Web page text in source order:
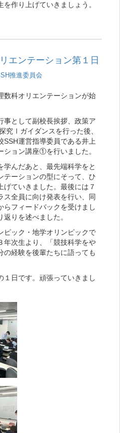
作り上げていきましょう。
エンテーション第１日
推進委員会
数科オリエンテーションが始
事として副校長挨拶、政策ア
究Ⅰガイダンスを行った後、
SSH運営指導委員である井上
ション講座①を行いました。
学んだあと、最先端科学をと
テーションの型にそって、ひ
げていきました。最後には７
ス全員に向け発表を行い、同
らフィードバックを受けまし
りを述べました。
ピック・地学オリンピックで
年次生より、「競技科学をや
の経験を後輩たちに語っても
１日です。頑張っていきまし